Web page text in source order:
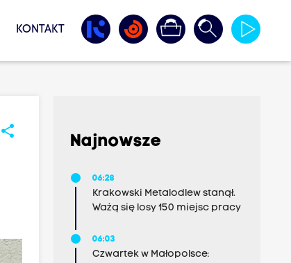
KONTAKT
share
Najnowsze
06:28
Krakowski Metalodlew stanął.
Ważą się losy 150 miejsc pracy
06:03
Czwartek w Małopolsce: